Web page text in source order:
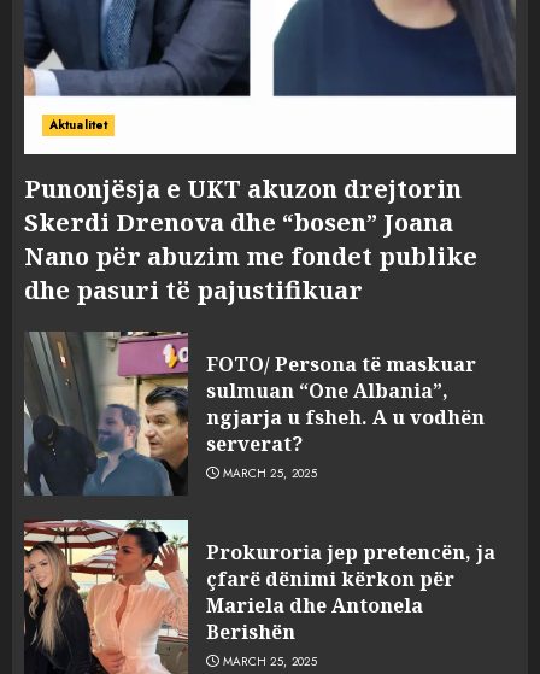
Aktualitet
Punonjësja e UKT akuzon drejtorin
Skerdi Drenova dhe “bosen” Joana
Nano për abuzim me fondet publike
dhe pasuri të pajustifikuar
FOTO/ Persona të maskuar
sulmuan “One Albania”,
ngjarja u fsheh. A u vodhën
serverat?
MARCH 25, 2025
Prokuroria jep pretencën, ja
çfarë dënimi kërkon për
Mariela dhe Antonela
Berishën
MARCH 25, 2025